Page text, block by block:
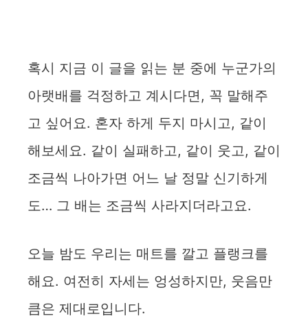
혹시 지금 이 글을 읽는 분 중에 누군가의
아랫배를 걱정하고 계시다면, 꼭 말해주
고 싶어요. 혼자 하게 두지 마시고, 같이
해보세요. 같이 실패하고, 같이 웃고, 같이
조금씩 나아가면 어느 날 정말 신기하게
도… 그 배는 조금씩 사라지더라고요.
오늘 밤도 우리는 매트를 깔고 플랭크를
해요. 여전히 자세는 엉성하지만, 웃음만
큼은 제대로입니다.